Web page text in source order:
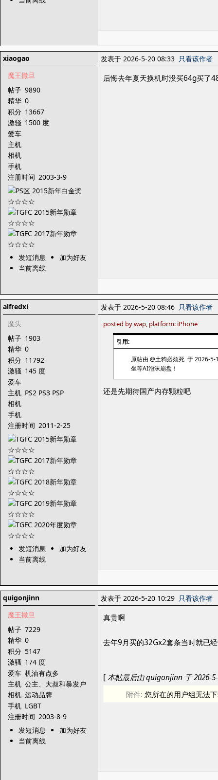
xiaogao
魔王撒旦
帖子 9890
精华 0
积分 13667
激骚 1500 度
爱车
主机
相机
手机
注册时间 2003-3-9
发短消息
加为好友
当前离线
发表于 2026-5-20 08:33 只看该作者
后悔去年夏天换机时没买64g买了
alfredxi
魔头
帖子 1903
精华 0
积分 11792
激骚 145 度
爱车
主机 PS2 PS3 PSP
相机
手机
注册时间 2011-2-25
发短消息
加为好友
当前离线
发表于 2026-5-20 08:46 只看该作者
posted by wap, platform: iPhone
引用:
原帖由 @土狗必须死 于 2026-5-
坐等AI泡沫崩盘！
还是先期待国产内存颗粒吧
quigonjinn
魔王撒旦
帖子 7229
精华 0
积分 5147
激骚 174 度
爱车 机油有点多
主机 公主、大叔和暴发户
相机 运动品牌
手机 LGBT
注册时间 2003-8-9
发短消息
加为好友
当前离线
发表于 2026-5-20 10:29 只看该作者
真贵啊
去年9月买的32Gx2套条当时就已
[本帖最后由 quigonjinn 于 2026-
附件:您所在的用户组无法